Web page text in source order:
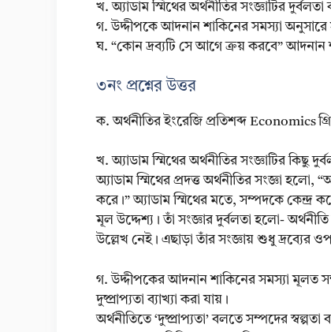
খ. অ্যাডাম স্মিথের অর্থনীতির সংজ্ঞাটির দুর্বলতা
গ. উদ্দীপকে আদনান শাকিনের সমস্যা অনুসারে
ঘ. “কোন দ্রব্যটি সে আগে ক্রয় করবে” আদনান
৩নং প্রশ্নের উত্তর
ক. অর্থনীতির ইংরেজি প্রতিশব্দ Economics
খ. অ্যাডাম স্মিথের অর্থনীতির সংজ্ঞাটির কিছু
অ্যাডাম স্মিথের প্রদত্ত অর্থনীতির সংজ্ঞা
করে।” অ্যাডাম স্মিথের মতে, সম্পদকে কেন্দ্র
মূল উদ্দেশ্য। তাঁ সংজ্ঞার দুর্বলতা হলো-
উল্লেখ নেই। এছাড়া তাঁর সংজ্ঞায় শুধু দ্রব্যের
গ. উদ্দীপকের আদনান শাকিনের সমস্যা মূলত
দুষ্প্রাপ্যতা ব্যাখ্যা করা যায়।
অর্থনীতিতে ‘দুষ্প্রাপ্যতা’ বলতে সম্পদের